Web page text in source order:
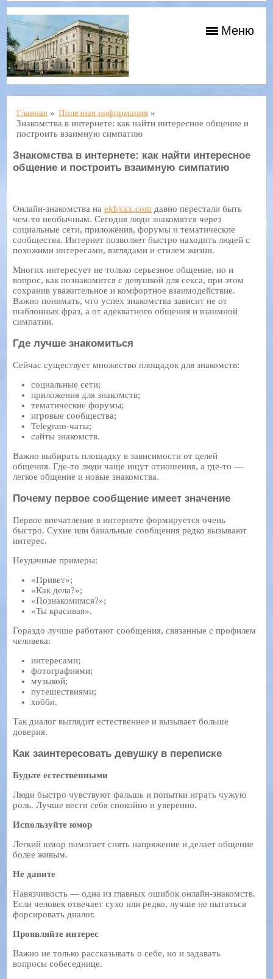
Меню
Главная » Полезная информация »
Знакомства в интернете: как найти интересное общение и
построить взаимную симпатию
Знакомства в интернете: как найти интересное
общение и построить взаимную симпатию
Онлайн-знакомства наekbxxx.com давно перестали быть
чем-то необычным. Сегодня люди знакомятся через
социальные сети, приложения, форумы и тематические
сообщества. Интернет позволяет быстро находить людей с
похожими интересами, взглядами и стилем жизни.
Многих интересует не только серьезное общение, но и
вопрос, как познакомится с девушкой для секса, при этом
сохранив уважительное и комфортное взаимодействие.
Важно понимать, что успех знакомства зависит не от
шаблонных фраз, а от адекватного общения и взаимной
симпатии.
Где лучше знакомиться
Сейчас существует множество площадок для знакомств:
социальные сети;
приложения для знакомств;
тематические форумы;
игровые сообщества;
Telegram-чаты;
сайты знакомств.
Важно выбирать площадку в зависимости от целей
общения. Где-то люди чаще ищут отношения, а где-то —
легкое общение и новые знакомства.
Почему первое сообщение имеет значение
Первое впечатление в интернете формируется очень
быстро. Сухие или банальные сообщения редко вызывают
интерес.
Неудачные примеры:
«Привет»;
«Как дела?»;
«Познакомимся?»;
«Ты красивая».
Гораздо лучше работают сообщения, связанные с профилем
человека:
интересами;
фотографиями;
музыкой;
путешествиями;
хобби.
Так диалог выглядит естественнее и вызывает больше
доверия.
Как заинтересовать девушку в переписке
Будьте естественными
Люди быстро чувствуют фальшь и попытки играть чужую
роль. Лучше вести себя спокойно и уверенно.
Используйте юмор
Легкий юмор помогает снять напряжение и делает общение
более живым.
Не давите
Навязчивость — одна из главных ошибок онлайн-знакомств.
Если человек отвечает сухо или редко, лучше не пытаться
форсировать диалог.
Проявляйте интерес
Важно не только рассказывать о себе, но и задавать
вопросы собеседнице.